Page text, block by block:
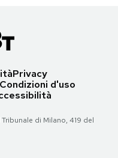
Privacy
Condizioni d'uso
di Milano, 419 del